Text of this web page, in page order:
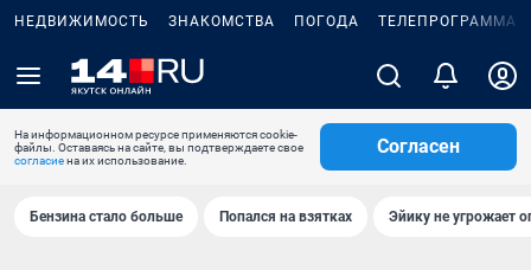
НЕДВИЖИМОСТЬ ЗНАКОМСТВА ПОГОДА ТЕЛЕПРОГРАММА
На информационном ресурсе применяются cookie-
файлы. Оставаясь на сайте, вы подтверждаете свое
согласиена их использование.
Согласен
Бензина стало больше Попался на взятках Эйику не угрожает